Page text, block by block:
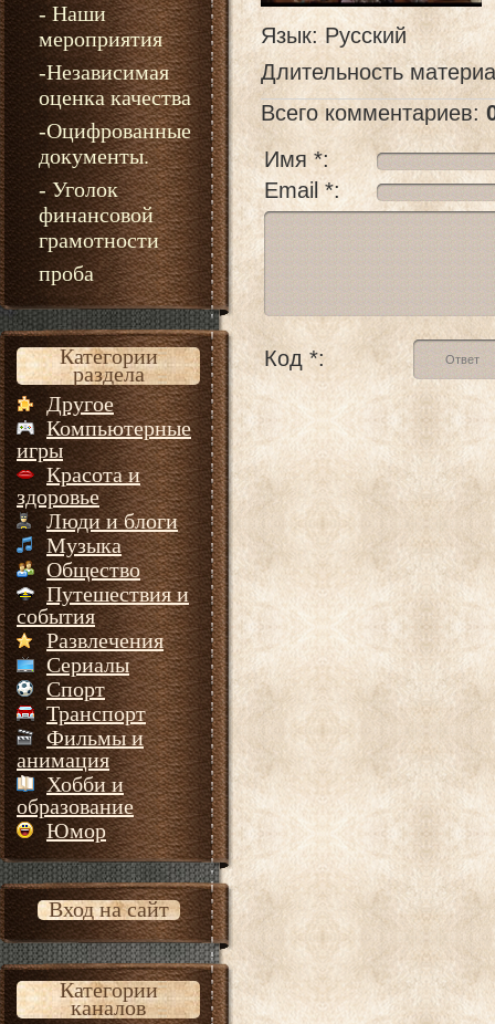
- Наши
мероприятия
-Независимая
оценка качества
-Оцифрованные
документы.
- Уголок
финансовой
грамотности
проба
Категории
раздела
Другое
Компьютерные
игры
Красота и
здоровье
Люди и блоги
Музыка
Общество
Путешествия и
события
Развлечения
Сериалы
Спорт
Транспорт
Фильмы и
анимация
Хобби и
образование
Юмор
Вход на сайт
Категории
каналов
Язык: Русский
Длительность
Всего комментариев:
Имя *:
Email *:
Код *: